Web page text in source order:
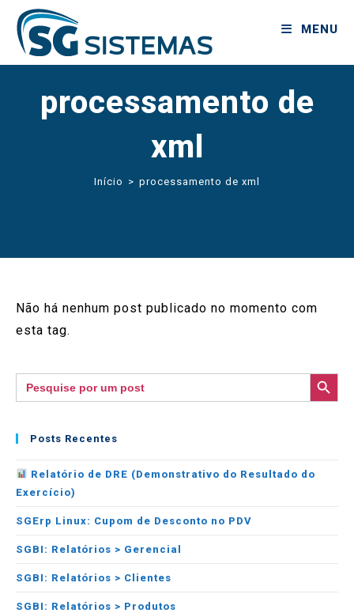
MENU
processamento de
xml
Início > processamento de xml
Não há nenhum post publicado no momento com
esta tag.
Search
for:
SEARCH BUTTON
Posts Recentes
Relatório de DRE (Demonstrativo do Resultado do
Exercício)
SGErp Linux: Cupom de Desconto no PDV
SGBI: Relatórios > Gerencial
SGBI: Relatórios > Clientes
SGBI: Relatórios > Produtos